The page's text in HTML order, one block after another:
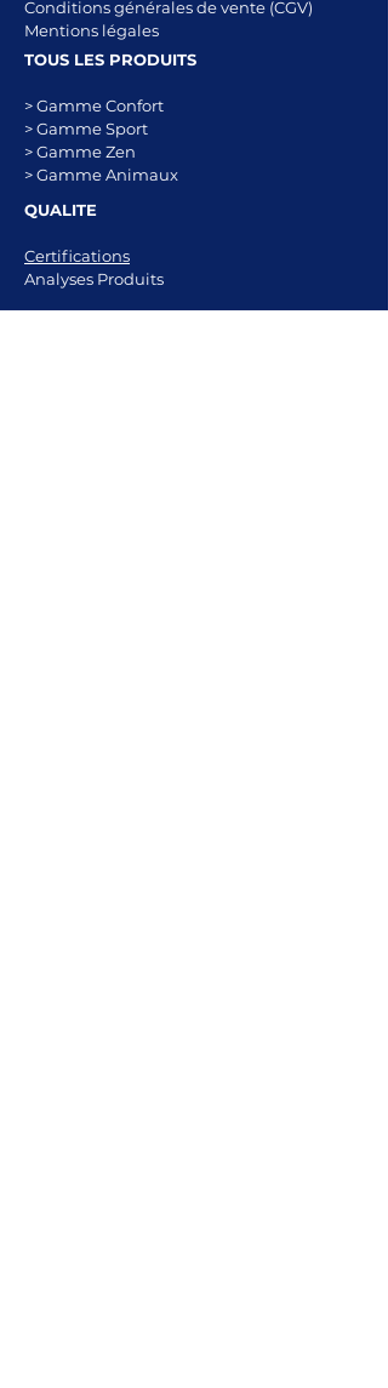
Conditions générales de vente (CGV)
Mentions légales
TOUS LES PRODUITS
> Gamme Confort
> Gamme Sport
> Gamme Zen
> Gamme Animaux
QUALITE
Certifications
Analyses Produits